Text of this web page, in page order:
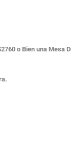
o Bien una Mesa